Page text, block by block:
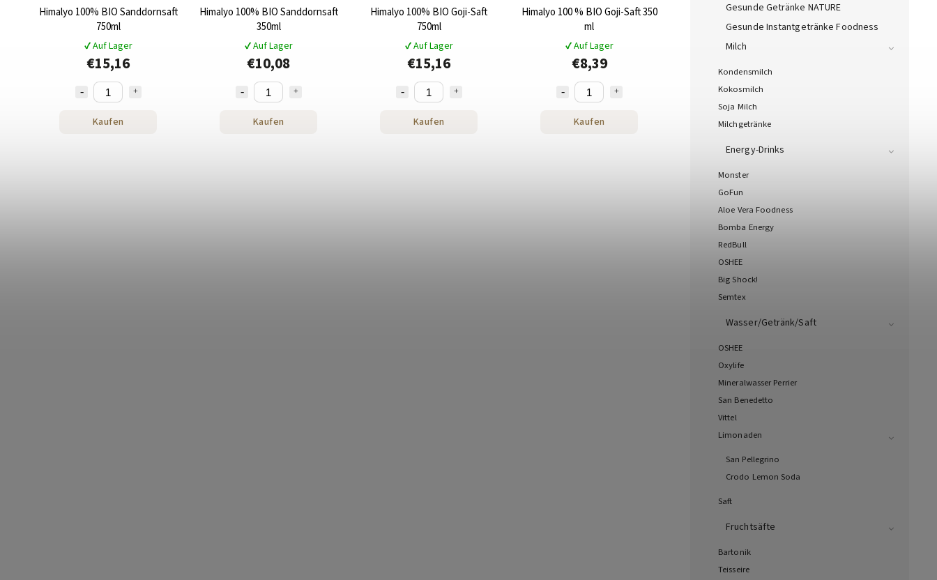
Gesunde Getränke NATURE
Gesunde Instantgetränke Foodness
Milch
Kondensmilch
Kokosmilch
Soja Milch
Milchgetränke
Energy-Drinks
Monster
GoFun
Aloe Vera Foodness
Bomba Energy
RedBull
OSHEE
Big Shock!
Semtex
Wasser/Getränk/Saft
OSHEE
Oxylife
Mineralwasser Perrier
San Benedetto
Vittel
Limonaden
San Pellegrino
Crodo Lemon Soda
Saft
Fruchtsäfte
Bartonik
Teisseire
Himalyo 100% BIO Sanddornsaft
750ml
✔ Auf Lager
€15,16
Kaufen
Himalyo 100% BIO Sanddornsaft
350ml
✔ Auf Lager
€10,08
Kaufen
Himalyo 100% BIO Goji-Saft
750ml
✔ Auf Lager
€15,16
Kaufen
Himalyo 100 % BIO Goji-Saft 350
ml
✔ Auf Lager
€8,39
Kaufen